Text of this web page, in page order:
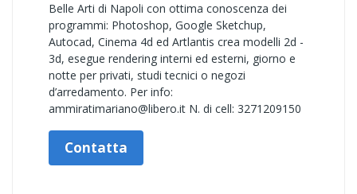
Belle Arti di Napoli con ottima conoscenza dei
programmi: Photoshop, Google Sketchup,
Autocad, Cinema 4d ed Artlantis crea modelli 2d -
3d, esegue rendering interni ed esterni, giorno e
notte per privati, studi tecnici o negozi
d’arredamento. Per info:
ammiratimariano@libero.it N. di cell: 3271209150
Contatta